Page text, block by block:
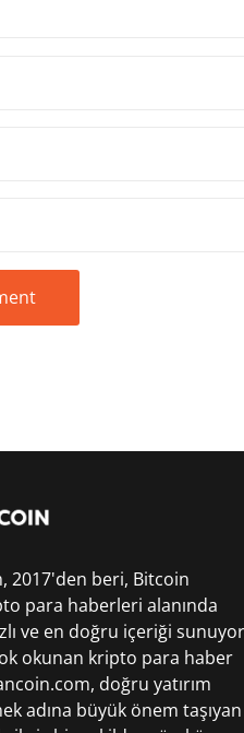
2017'den beri, Bitcoin
para haberleri alanında
ve en doğru içeriği
okunan kripto para haber
doğru yatırım
adına büyük önem taşıyan